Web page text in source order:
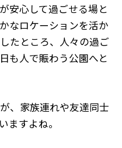
安心して過ごせる場と
なロケーションを活か
たところ、人々の過ご
も人で賑わう公園へと
、家族連れや友達同士
ますよね。